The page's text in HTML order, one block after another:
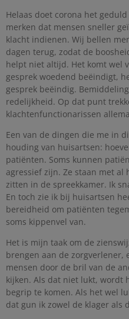
Helaas doet corona het
merken dat mensen sneller
klacht indienen. Wij bellen
dagen terug, zodat de
helpt niet altijd. Het komt wel
gesprek woedend beëindigt,
gesprek beëindig.
redelijkheid. Op dat punt
klachtenfunctionarissen
Een van de dingen die me in
houding van huisartsen:
patiënten. Soms kunnen
agressief zijn. Ze staan met
zitten in de spreekkamer. Ik
En toch zie ik bij huisartsen
bereidheid om patiënten
soms kippenvel van.
Het is mijn taak om de
brengen aan de zorgverlener,
mensen door de bril van de
kijken. Als dat niet lukt, wordt
begrip te komen. Als het wel
dat gun ik zowel de klager als